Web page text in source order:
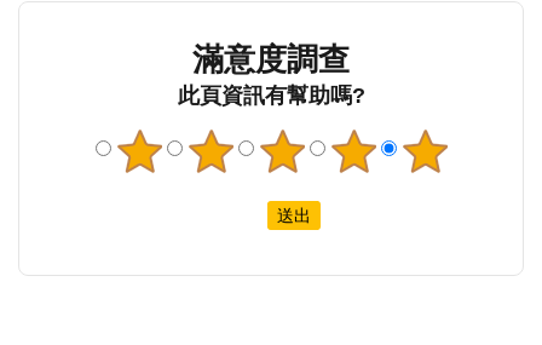
滿意度調查
此頁資訊有幫助嗎?